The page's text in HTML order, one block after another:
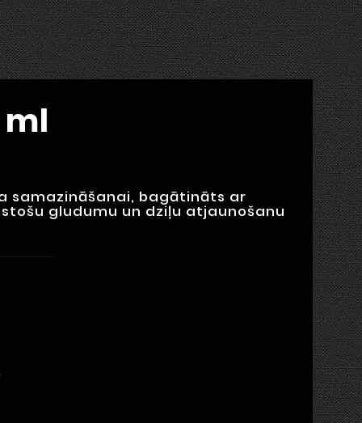
samazināšanai, bagātināts ar
gludumu un dziļu atjaunošanu